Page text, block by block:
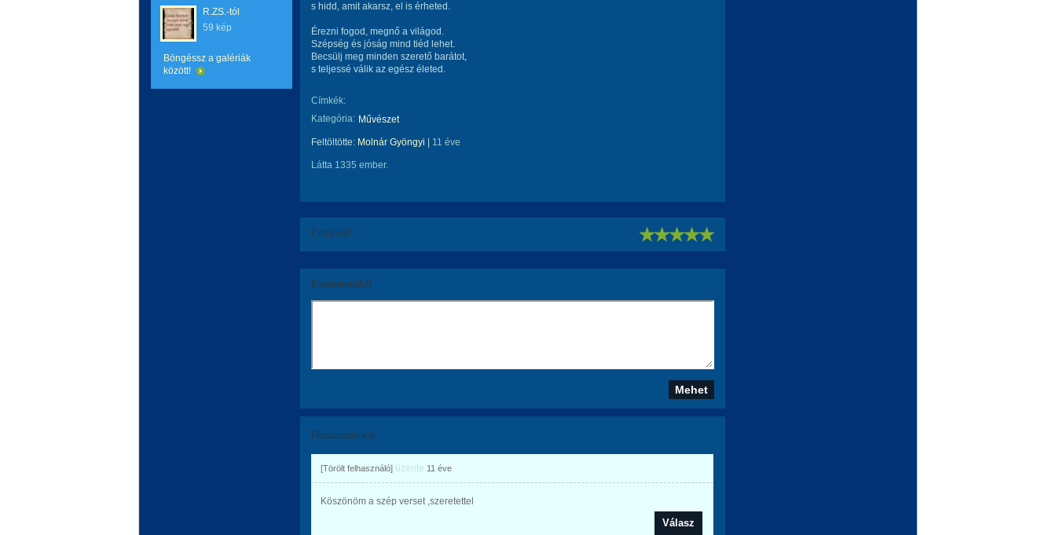
R.ZS.-tól
59 kép
Böngéssz a galériák
között!
s hidd, amit akarsz, el is érheted.
Érezni fogod, megnő a világod.
Szépség és jóság mind tiéd lehet.
Becsülj meg minden szerető barátot,
s teljessé válik az egész életed.
Címkék:
Kategória: Művészet
Feltöltötte: Molnár Gyöngyi 11 éve
Látta 1335 ember.
Értékeld!
Kommentáld!
Hozzászólások
[Törölt felhasználó] üzente 11 éve
Köszönöm a szép verset ,szeretettel
Válasz